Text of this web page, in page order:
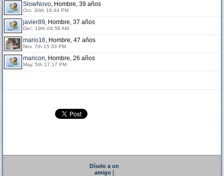
SlowNovo, Hombre, 39 años
Oct. 30th 18:44 PM
javier89, Hombre, 37 años
Dec. 19th 04:58 AM
mario16, Hombre, 47 años
Nov. 7th 15:33 PM
maricon, Hombre, 26 años
May. 5th 17:17 PM
Díselo a un
amigo|